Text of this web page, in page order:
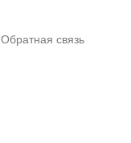
Обратная связь